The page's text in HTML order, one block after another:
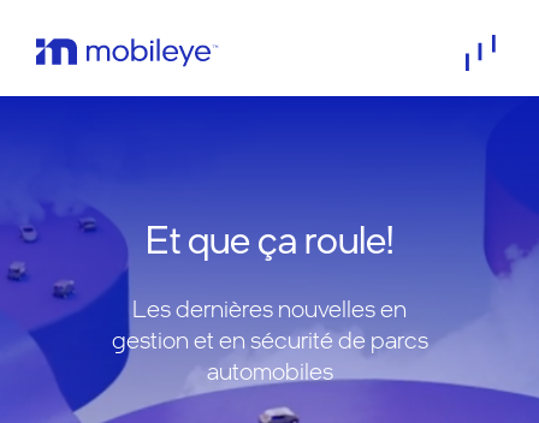
Et que ça roule!
Les dernières nouvelles en
gestion et en sécurité de parcs
automobiles